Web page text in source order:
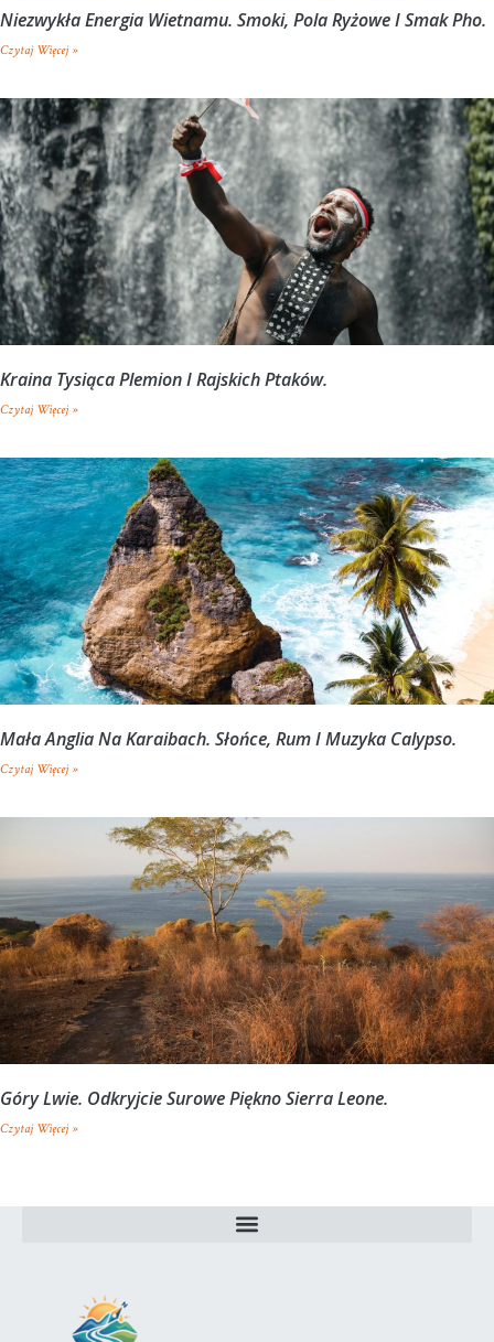
Niezwykła Energia Wietnamu. Smoki, Pola Ryżowe I Smak Pho.
Czytaj Więcej »
Kraina Tysiąca Plemion I Rajskich Ptaków.
Czytaj Więcej »
Mała Anglia Na Karaibach. Słońce, Rum I Muzyka Calypso.
Czytaj Więcej »
Góry Lwie. Odkryjcie Surowe Piękno Sierra Leone.
Czytaj Więcej »